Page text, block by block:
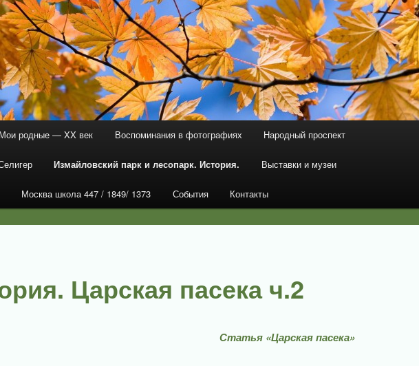
содержимому
Мои родные — XX век Воспоминания в фотографиях Народный проспект
Измайловский парк и лесопарк. История. Выставки и музеи
Москва школа 447 / 1849/ 1373 События Контакты
Царская пасека ч.2
Статья «Царская пасека»